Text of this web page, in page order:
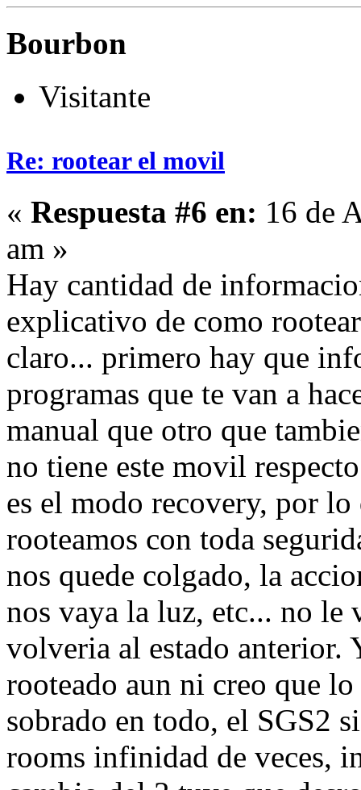
Bourbon
Visitante
Re: rootear el movil
« Respuesta #6 en: 16 de
am »
Hay cantidad de
explicativo de como
claro... primero hay que
programas que te van a
manual que otro que
no tiene este movil
es el modo recovery, por
rooteamos con toda
nos quede colgado, la
nos vaya la luz, etc... no le
volveria al estado anterior.
rooteado aun ni creo que
sobrado en todo, el SGS2
rooms infinidad de veces,